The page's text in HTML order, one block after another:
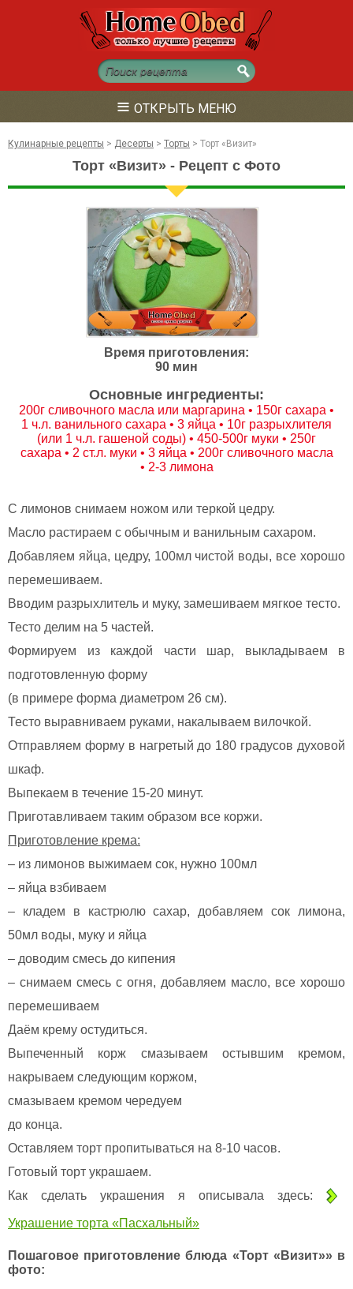
≡ ОТКРЫТЬ МЕНЮ
Кулинарные рецепты > Десерты > Торты > Торт «Визит»
Торт «Визит» - Рецепт с Фото
Время приготовления:
90 мин
Основные ингредиенты:
200г сливочного масла или маргарина • 150г сахара •
1 ч.л. ванильного сахара • 3 яйца • 10г разрыхлителя
(или 1 ч.л. гашеной соды) • 450-500г муки • 250г
сахара • 2 ст.л. муки • 3 яйца • 200г сливочного масла
• 2-3 лимона
С лимонов снимаем ножом или теркой цедру.
Масло растираем с обычным и ванильным сахаром.
Добавляем яйца, цедру, 100мл чистой воды, все хорошо
перемешиваем.
Вводим разрыхлитель и муку, замешиваем мягкое тесто.
Тесто делим на 5 частей.
Формируем из каждой части шар, выкладываем в
подготовленную форму
(в примере форма диаметром 26 см).
Тесто выравниваем руками, накалываем вилочкой.
Отправляем форму в нагретый до 180 градусов духовой
шкаф.
Выпекаем в течение 15-20 минут.
Приготавливаем таким образом все коржи.
Приготовление крема:
– из лимонов выжимаем сок, нужно 100мл
– яйца взбиваем
– кладем в кастрюлю сахар, добавляем сок лимона,
50мл воды, муку и яйца
– доводим смесь до кипения
– снимаем смесь с огня, добавляем масло, все хорошо
перемешиваем
Даём крему остудиться.
Выпеченный корж смазываем остывшим кремом,
накрываем следующим коржом,
смазываем кремом чередуем
до конца.
Оставляем торт пропитываться на 8-10 часов.
Готовый торт украшаем.
Как сделать украшения я описывала здесь:
Украшение торта «Пасхальный»
Пошаговое приготовление блюда «Торт «Визит»» в
фото: